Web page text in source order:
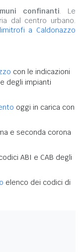
confinanti. Le
dal centro urbano.
a Caldonazzo
con le indicazioni
degli impianti
oggi in carica con
e seconda corona
ABI e CAB degli
elenco dei codici di